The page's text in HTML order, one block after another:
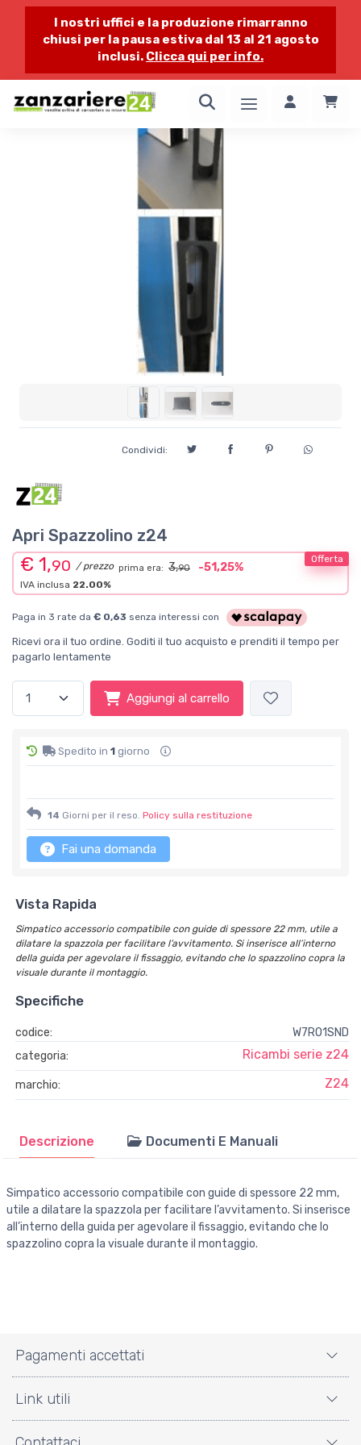
I nostri uffici e la produzione rimarranno
chiusi per la pausa estiva dal 13 al 21 agosto
inclusi. Clicca qui per info.
Condividi:
Apri Spazzolino z24
Offerta
€ 1,90 / prezzo prima era: 3,90 -51,25%
IVA inclusa 22.00%
Paga in 3 rate da € 0,63 senza interessi con
Ricevi ora il tuo ordine. Goditi il tuo acquisto e prenditi il tempo per
pagarlo lentamente
Aggiungi al carrello
Spedito in 1 giorno
14 Giorni per il reso. Policy sulla restituzione
Fai una domanda
Vista Rapida
Simpatico accessorio compatibile con guide di spessore 22 mm, utile a
dilatare la spazzola per facilitare l’avvitamento. Si inserisce all’interno
della guida per agevolare il fissaggio, evitando che lo spazzolino copra la
visuale durante il montaggio.
Specifiche
codice:
W7RO1SND
categoria:
Ricambi serie z24
marchio: Z24
Descrizione Documenti E Manuali
Simpatico accessorio compatibile con guide di spessore 22 mm,
utile a dilatare la spazzola per facilitare l’avvitamento. Si inserisce
all’interno della guida per agevolare il fissaggio, evitando che lo
spazzolino copra la visuale durante il montaggio.
Pagamenti accettati
Link utili